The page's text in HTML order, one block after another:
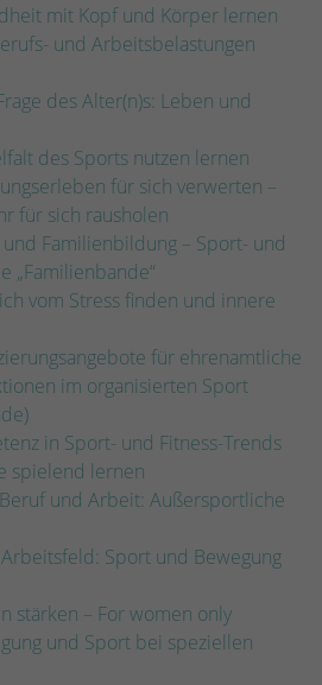
mit Kopf und Körper lernen
und Arbeitsbelastungen
des Alter(n)s: Leben und
des Sports nutzen lernen
für sich verwerten –
für sich rausholen
Familienbildung – Sport- und
„Familienbande“
vom Stress finden und innere
für ehrenamtliche
im organisierten Sport
in Sport- und Fitness-Trends
spielend lernen
und Arbeit: Außersportliche
Sport und Bewegung
stärken – For women only
und Sport bei speziellen